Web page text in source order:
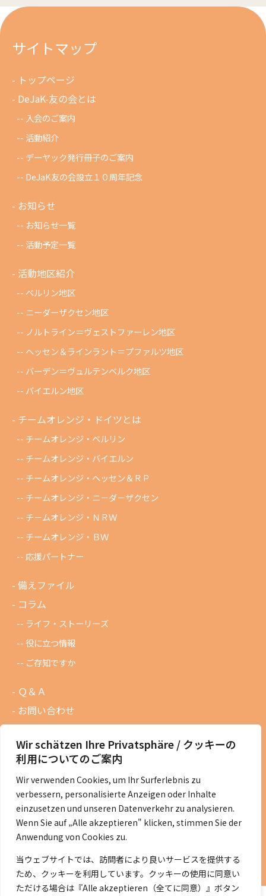
Wir schätzen Ihre Privatsphäre / クッキーの
利用についてのご案内
Wir verwenden Cookies, um Ihr Surferlebnis zu
verbessern, personalisierte Anzeigen oder Inhalte
einzusetzen und unseren Datenverkehr zu analysieren.
Wenn Sie auf „Alle akzeptieren" klicken, stimmen Sie der
Anwendung von Cookies zu.
当ウェブサイトでは、訪問者により良いサービスを提供する
ため、クッキーを利用しています。クッキーの使用に同意い
ただける場合は『Alle akzeptieren（全てに同意）』ボタン
サイトマップ
トップページ
DeJaK-友の会とは
入会のご案内
活動紹介
デーヤック発行冊子のご案内
DeJaK友の会設立１０周年記念
お知らせ
お知らせ一覧
活動予定一覧
活動地区紹介
ベルリン地区
ニーダーザクセン地区
ノルトライン＝ヴェストファーレン地区
ヘッセン＆ラインラント＝プファルツ地区
バーデン＝ヴュルテンベルク地区
バイエルン地区
チームオレンジ・ドイツとは
チームオレンジ・ベルリン
チームオレンジ・バイエルン
チームオレンジ・ヘッセン＆ＲＰ
チームオレンジ・ニ－ダ－ザクセン
チ－ムオレンジ・ＮＲＷ
チームオレンジ・ＢＷ
応援パートナー
備えファイル
コラム
ライフ・ストーリーズ
役に立つ情報
ご存知ですか
Ｑ＆Ａ
お問い合わせ
会員専用ページ
ニュースレターバックナンバー
過去の講演資料
総会議事録
定款・会費規定など
コラムの紹介
コラム一覧